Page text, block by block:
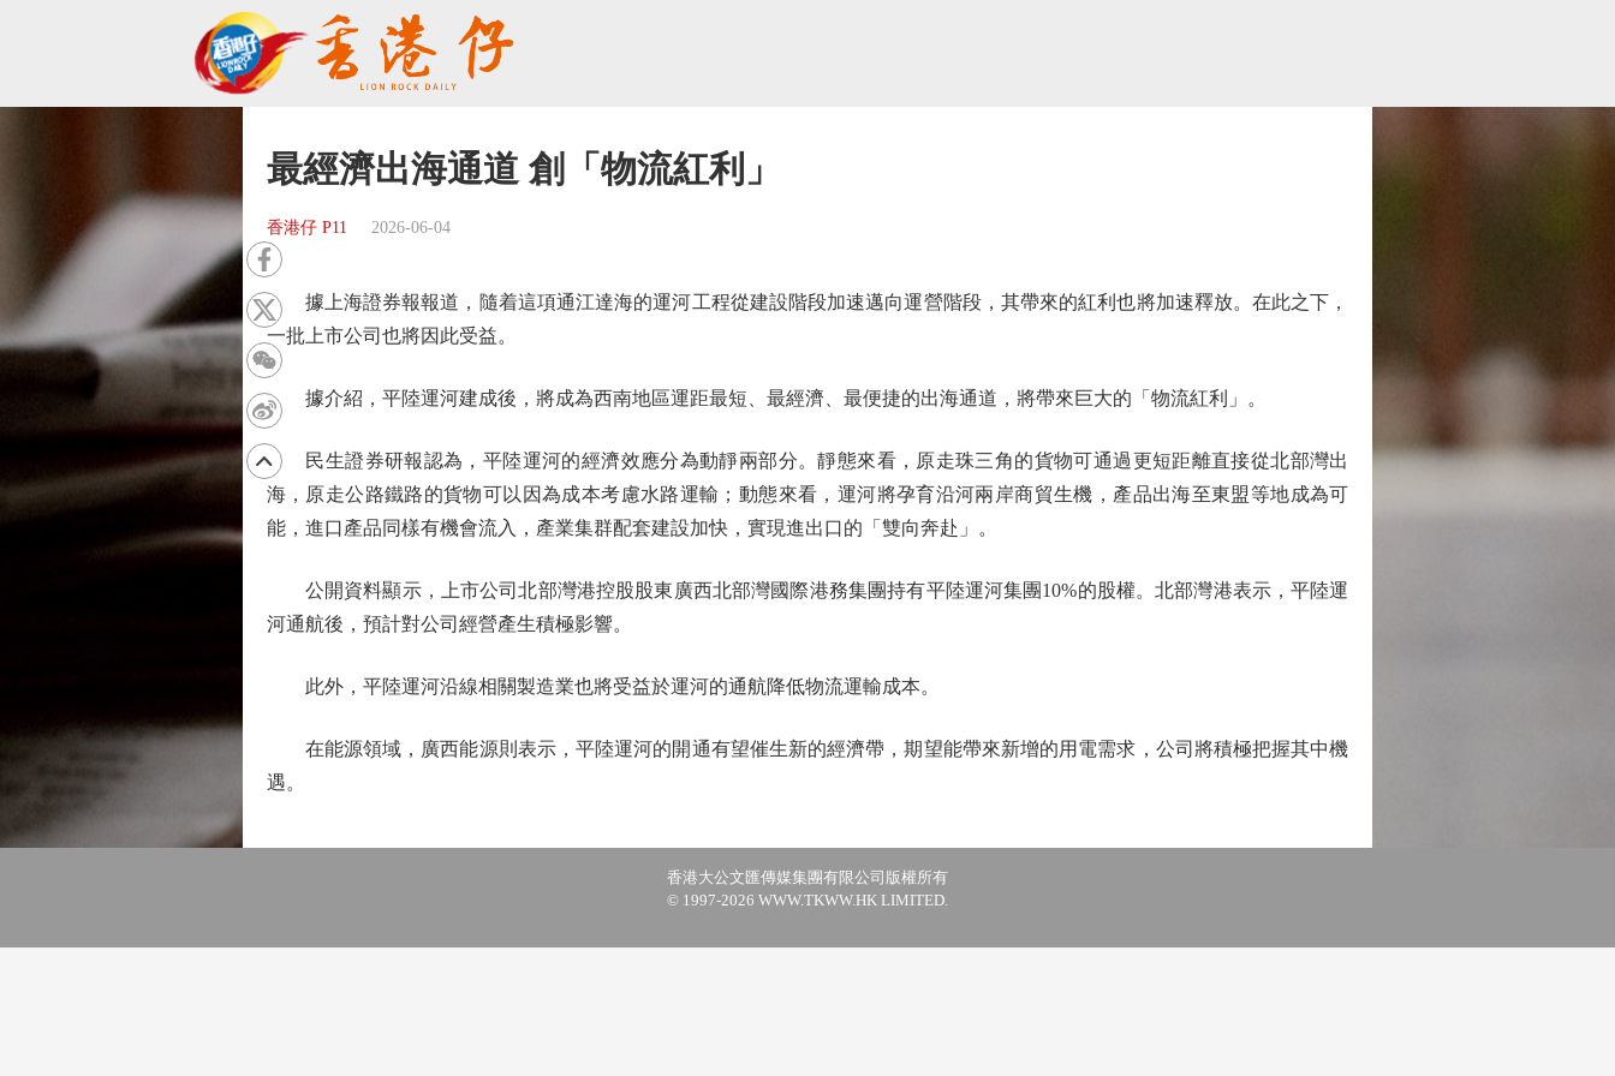
最經濟出海通道 創「物流紅利」
香港仔 P11 2026-06-04
據上海證券報報道，隨着這項通江達海的運河工程從建設階段加速邁向運營階段，其帶來的紅利也將加速釋放。在此之下，
一批上市公司也將因此受益。
據介紹，平陸運河建成後，將成為西南地區運距最短、最經濟、最便捷的出海通道，將帶來巨大的「物流紅利」。
民生證券研報認為，平陸運河的經濟效應分為動靜兩部分。靜態來看，原走珠三角的貨物可通過更短距離直接從北部灣出
海，原走公路鐵路的貨物可以因為成本考慮水路運輸；動態來看，運河將孕育沿河兩岸商貿生機，產品出海至東盟等地成為可
能，進口產品同樣有機會流入，產業集群配套建設加快，實現進出口的「雙向奔赴」。
公開資料顯示，上市公司北部灣港控股股東廣西北部灣國際港務集團持有平陸運河集團10%的股權。北部灣港表示，平陸運
河通航後，預計對公司經營產生積極影響。
此外，平陸運河沿線相關製造業也將受益於運河的通航降低物流運輸成本。
在能源領域，廣西能源則表示，平陸運河的開通有望催生新的經濟帶，期望能帶來新增的用電需求，公司將積極把握其中機
遇。
香港大公文匯傳媒集團有限公司版權所有
© 1997-2026 WWW.TKWW.HK LIMITED.